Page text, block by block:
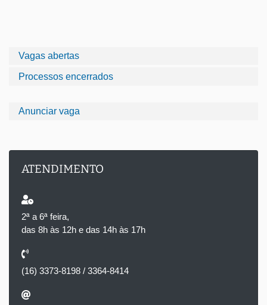
Vagas abertas
Processos encerrados
Anunciar vaga
ATENDIMENTO
2ª a 6ª feira,
das 8h às 12h e das 14h às 17h
(16) 3373-8198 / 3364-8414